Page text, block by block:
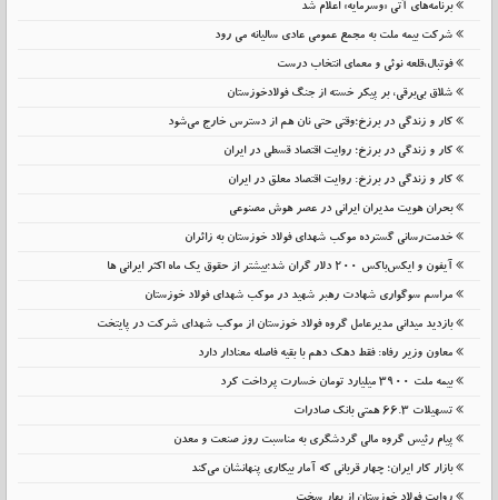
برنامه‌های آتی «وسرمایه» اعلام شد
شرکت بیمه ملت به مجمع عمومی عادی سالیانه می رود
فوتبال،قلعه نوئی و معمای انتخاب درست
شلاق‌ بی‌برقی، بر پیکر خسته‌ از جنگ فولادخوزستان
کار و زندگی در برزخ؛وقتی حتی نان هم از دسترس خارج می‌شود
کار و زندگی در برزخ؛ روایت اقتصاد قسطی در ایران
کار و زندگی در برزخ: روایت اقتصاد معلق در ایران
بحران هویت مدیران ایرانی در عصر هوش مصنوعی
خدمت‌رسانی گسترده موکب شهدای فولاد خوزستان به زائران
آیفون و ایکس‌باکس ۲۰۰ دلار گران شد؛بیشتر از حقوق یک ماه اکثر ایرانی ها
مراسم سوگواری شهادت رهبر شهید در موکب شهدای فولاد خوزستان
بازدید میدانی مدیرعامل گروه فولاد خوزستان از موکب شهدای شرکت در پایتخت
معاون وزیر رفاه: فقط دهک دهم با بقیه فاصله معنادار دارد
بیمه ملت 3900 میلیارد تومان خسارت پرداخت کرد
تسهیلات 66.3 همتی بانک صادرات
پیام رئیس گروه مالی گردشگری به مناسبت روز صنعت و معدن
بازار کار ایران؛ چهار قربانی که آمار بیکاری پنهانشان می‌کند